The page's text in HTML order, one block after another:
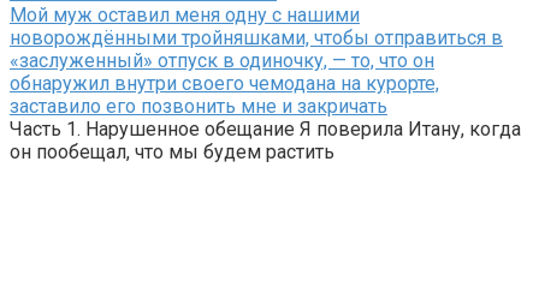
Мой муж оставил меня одну с нашими
новорождёнными тройняшками, чтобы отправиться в
«заслуженный» отпуск в одиночку, — то, что он
обнаружил внутри своего чемодана на курорте,
заставило его позвонить мне и закричать
Часть 1. Нарушенное обещание Я поверила Итану, когда
он пообещал, что мы будем растить